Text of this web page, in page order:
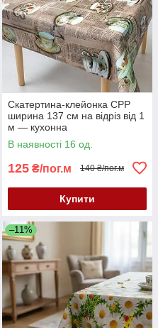
Скатертина-клейонка CPP
ширина 137 см на відріз від 1
м — кухонна
В наявності 16 од.
125 ₴/пог.м 140 ₴/пог.м
Купити
–11%